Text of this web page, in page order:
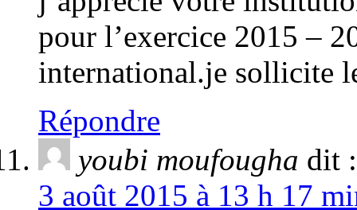
pour l’exercice 2015 –
international.je sollicite
Répondre
youbi moufougha dit :
3 août 2015 à 13 h 17